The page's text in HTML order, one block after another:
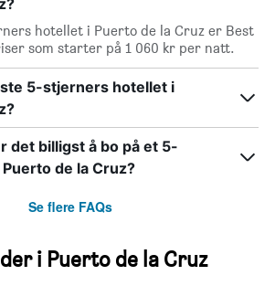
hotellet i Puerto de la Cruz er Best
som starter på 1 060 kr per natt.
5-stjerners hotellet i
det billigst å bo på et 5-
de la Cruz?
Se flere FAQs
i Puerto de la Cruz